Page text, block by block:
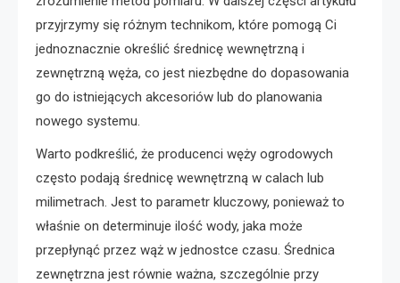
przyjrzymy się różnym technikom, które pomogą Ci
jednoznacznie określić średnicę wewnętrzną i
zewnętrzną węża, co jest niezbędne do dopasowania
go do istniejących akcesoriów lub do planowania
nowego systemu.
Warto podkreślić, że producenci węży ogrodowych
często podają średnicę wewnętrzną w calach lub
milimetrach. Jest to parametr kluczowy, ponieważ to
właśnie on determinuje ilość wody, jaka może
przepłynąć przez wąż w jednostce czasu. Średnica
zewnętrzna jest równie ważna, szczególnie przy